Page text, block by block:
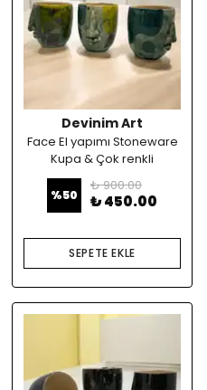
Devinim Art
Face El yapımı Stoneware
Kupa & Çok renkli
%50
₺ 900.00
₺ 450.00
SEPETE EKLE